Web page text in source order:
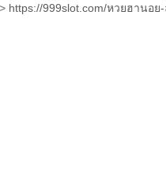
https://999slot.com/หวยฮานอ